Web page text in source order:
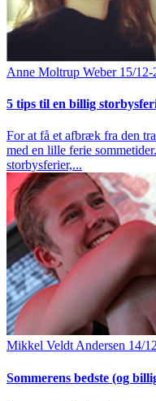
Anne Moltrup Weber 15/12-
5 tips til en billig
For at få et afbræk fra den
med en lille ferie
storbysferier,...
Mikkel Veldt Andersen 14/
Sommerens bedste (og